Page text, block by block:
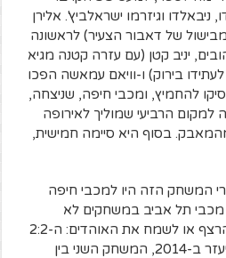
ניבאלדו וגיזרמו ישראלביץ'. אלירן
של דאבור הצעיר) לראשונה
יניב קטן (עם עזרה קטנה מגיא
בירוק) ו-וויאם עמאשה הפכו
להחמיץ, ומכבי חיפה, שניצחה,
הרביעי שמוליך לאירופה
בסוף היא סיימה חמישית,
המשחק הזה היו למכבי חיפה
מכבי תל אביב במשחקים לא
חשובים רק כדי לשבור את הרצף או לשמח את האוהדים: ה-2:2
במשחק האחרון בקריית אליעזר ב-2014, המשחק השני בין